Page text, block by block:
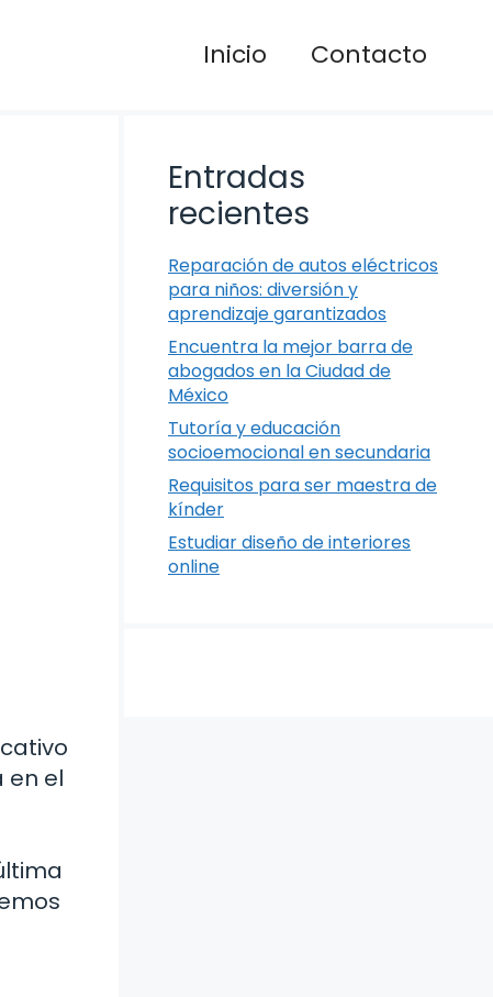
Inicio Contacto
en el
Entradas
recientes
Reparación de autos eléctricos
para niños: diversión y
aprendizaje garantizados
Encuentra la mejor barra de
abogados en la Ciudad de
México
Tutoría y educación
socioemocional en secundaria
Requisitos para ser maestra de
kínder
Estudiar diseño de interiores
online